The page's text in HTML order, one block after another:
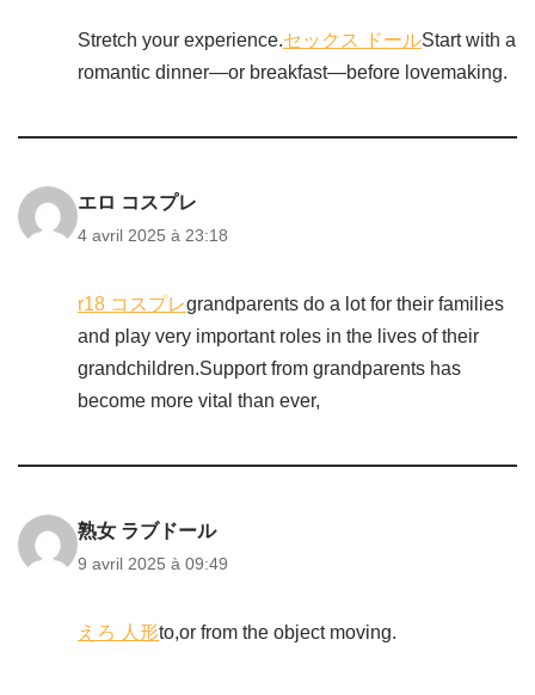
Stretch your experience.セックス ドールStart with a
romantic dinner—or breakfast—before lovemaking.
エロ コスプレ
4 avril 2025 à 23:18
r18 コスプレgrandparents do a lot for their families
and play very important roles in the lives of their
grandchildren.Support from grandparents has
become more vital than ever,
熟女 ラブドール
9 avril 2025 à 09:49
えろ 人形to,or from the object moving.